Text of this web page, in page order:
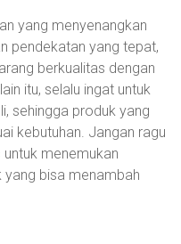
yang menyenangkan
pendekatan yang tepat,
berkualitas dengan
itu, selalu ingat untuk
sehingga produk yang
kebutuhan. Jangan ragu
untuk menemukan
bisa menambah